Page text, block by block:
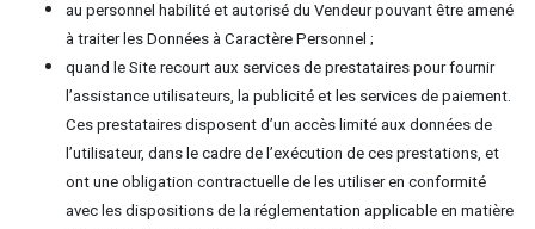
au personnel habilité et autorisé du Vendeur pouvant être amené
à traiter les Données à Caractère Personnel ;
quand le Site recourt aux services de prestataires pour fournir
l’assistance utilisateurs, la publicité et les services de paiement.
Ces prestataires disposent d’un accès limité aux données de
l’utilisateur, dans le cadre de l’exécution de ces prestations, et
ont une obligation contractuelle de les utiliser en conformité
avec les dispositions de la réglementation applicable en matière